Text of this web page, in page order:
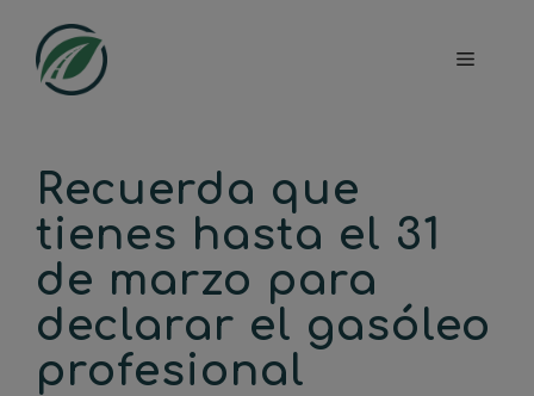
contenido
Menú
Recuerda que
tienes hasta el 31
de marzo para
declarar el gasóleo
profesional